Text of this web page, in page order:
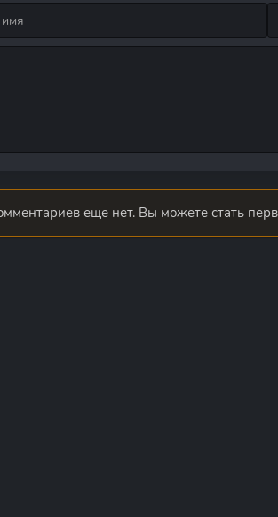
еще нет. Вы можете стать